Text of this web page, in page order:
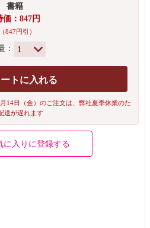
書籍
価：847円
（847円引）
：
トに入れる
14日（金）のご注文は、弊社夏季休業のた
送が遅れます
入りに登録する